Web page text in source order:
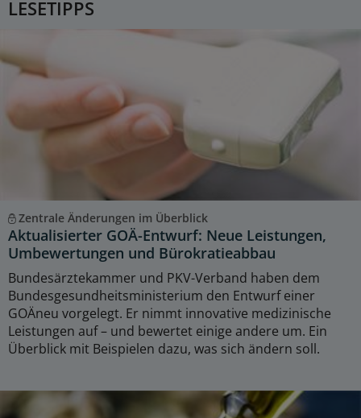
LESETIPPS
Zentrale Änderungen im Überblick
Aktualisierter GOÄ-Entwurf: Neue Leistungen,
Umbewertungen und Bürokratieabbau
Bundesärztekammer und PKV-Verband haben dem
Bundesgesundheitsministerium den Entwurf einer
GOÄneu vorgelegt. Er nimmt innovative medizinische
Leistungen auf – und bewertet einige andere um. Ein
Überblick mit Beispielen dazu, was sich ändern soll.